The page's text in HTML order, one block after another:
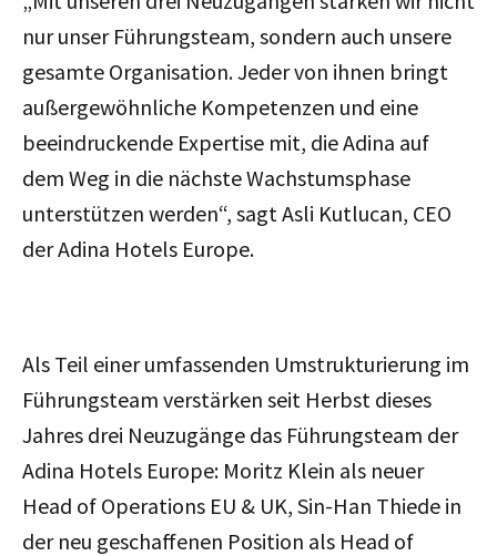
nur unser Führungsteam, sondern auch unsere
gesamte Organisation. Jeder von ihnen bringt
außergewöhnliche Kompetenzen und eine
beeindruckende Expertise mit, die Adina auf
dem Weg in die nächste Wachstumsphase
unterstützen werden“, sagt Asli Kutlucan, CEO
der Adina Hotels Europe.
Als Teil einer umfassenden Umstrukturierung im
Führungsteam verstärken seit Herbst dieses
Jahres drei Neuzugänge das Führungsteam der
Adina Hotels Europe: Moritz Klein als neuer
Head of Operations EU & UK, Sin-Han Thiede in
der neu geschaffenen Position als Head of